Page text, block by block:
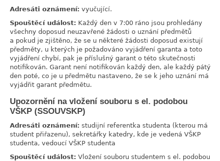
Adresáti oznámení: vyučující.
Spouštěcí událost: Každý den v 7:00 ráno jsou prohledány
všechny doposud neuzavřené žádosti o uznání předmětů
a pokud je zjištěno, že se u některé žádosti doposud existují
předměty, u kterých je požadováno vyjádření garanta a toto
vyjádření chybí, pak je příslušný garant o této skutečnosti
notifikován. Garant není notifikován každý den, ale každý pátý
den poté, co je u předmětu nastaveno, že se k jeho uznání má
vyjádřit garant předmětu.
Upozornění na vložení souboru s el. podobou
VŠKP (SSOUVSKP)
Adresáti oznámení: studijní referentka studenta (kterou má
student přiřazenu), sekretářky katedry, kde je vedená VŠKP
studenta, vedoucí VŠKP studenta
Spouštěcí událost: Vložení souboru studentem s el. podobou